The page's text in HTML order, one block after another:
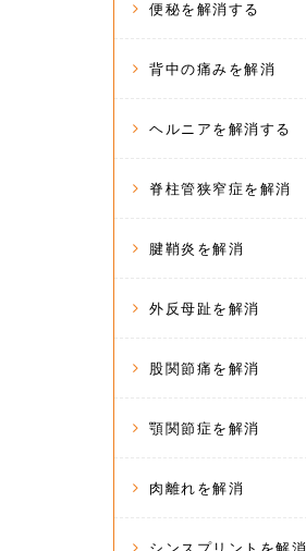
便秘を解消する
背中の痛みを解消
ヘルニアを解消する
脊柱管狭窄症を解消
腱鞘炎を解消
外反母趾を解消
股関節痛を解消
顎関節症を解消
肉離れを解消